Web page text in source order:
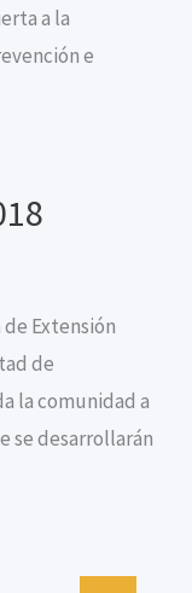
a la
e
Extensión
de
la comunidad a
se desarrollarán